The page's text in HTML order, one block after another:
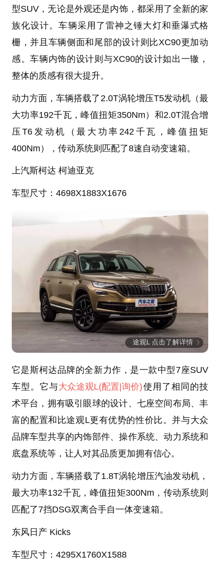
型SUV，无论是外观还是内饰，都采用了全新的家
族化设计。车辆采用了雷神之锤大灯和垂瀑式格
栅，并且车辆侧面和尾部的设计则比XC90更加动
感。车辆内饰的设计则与XC90的设计如出一辙，
整体的质感有很大提升。
动力方面，车辆搭载了2.0T涡轮增压T5发动机（最
大功率192千瓦，峰值扭矩350Nm）和2.0T混合增
压T6发动机（最大功率242千瓦，峰值扭矩
400Nm），传动系统则匹配了8速自动变速箱。
上汽斯柯达 柯迪亚克
车型尺寸： 4698X1883X1676
途观L 点击了解详情
它是斯柯达品牌的全新力作，是一款中型7座SUV
车型。它与大众途观L(配置 |询价)使用了相同的技
术平台，拥有吸引眼球的设计、七座空间布局、丰
富的配置和比途观L更有优势的性价比。并与大众
品牌车型共享的内饰部件、操作系统、动力系统和
底盘系统等，让人对其品质更加拥有信心。
动力方面，车辆搭载了1.8T涡轮增压汽油发动机，
最大功率132千瓦，峰值扭矩300Nm，传动系统则
匹配了7挡DSG双离合手自一体变速箱。
东风日产 Kicks
车型尺寸：4295X1760X1588